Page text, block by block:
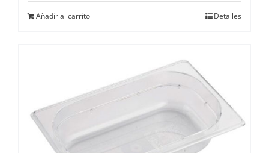
Añadir al carrito Detalles